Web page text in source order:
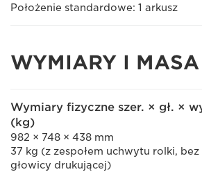
Położenie standardowe: 1 arkusz
WYMIARY I MASA
Wymiary fizyczne szer. × gł. ×
(kg)
982 × 748 × 438 mm
37 kg (z zespołem uchwytu rolki,
głowicy drukującej)